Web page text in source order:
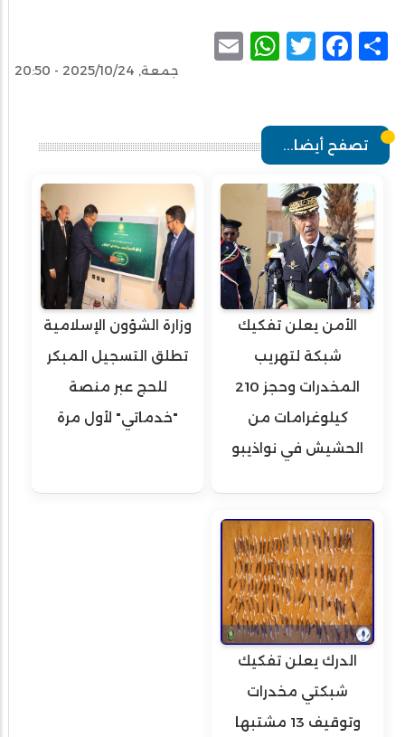
Share
Facebook
Twitter
WhatsApp
جمعة, 2025/10/24 - 20:50
تصفح أيضا...
الأمن يعلن تفكيك
شبكة لتهريب
المخدرات وحجز 210
كيلوغرامات من
الحشيش في نواذيبو
وزارة الشؤون الإسلامية
تطلق التسجيل المبكر
للحج عبر منصة
"خدماتي" لأول مرة
الدرك يعلن تفكيك
شبكتي مخدرات
وتوقيف 13 مشتبها